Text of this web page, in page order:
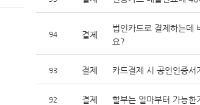
94 결제
법인카드로 결제하는데
요?
93 결제 카드결제 시 공인인증서
92 결제 할부는 얼마부터 가능한